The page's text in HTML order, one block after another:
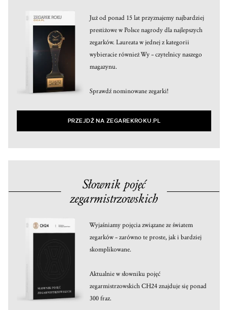
Już od ponad 15 lat przyznajemy najbardziej
prestiżowe w Polsce nagrody dla najlepszych
zegarków. Laureata w jednej z kategorii
wybieracie również Wy – czytelnicy naszego
magazynu.
Sprawdź nominowane zegarki!
PRZEJDŹ NA ZEGAREKROKU.PL
Słownik pojęć
zegarmistrzowskich
Wyjaśniamy pojęcia związane ze światem
zegarków – zarówno te proste, jak i bardziej
skomplikowane.
Aktualnie w słowniku pojęć
zegarmistrzowskich CH24 znajduje się ponad
300 fraz.